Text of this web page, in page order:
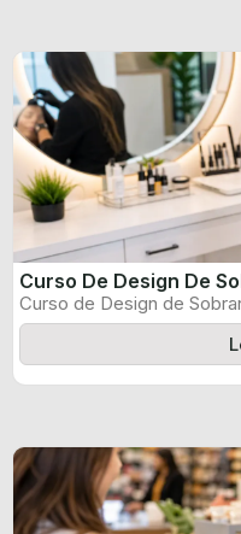
Curso De Design De
Curso de Design de
certificado informado